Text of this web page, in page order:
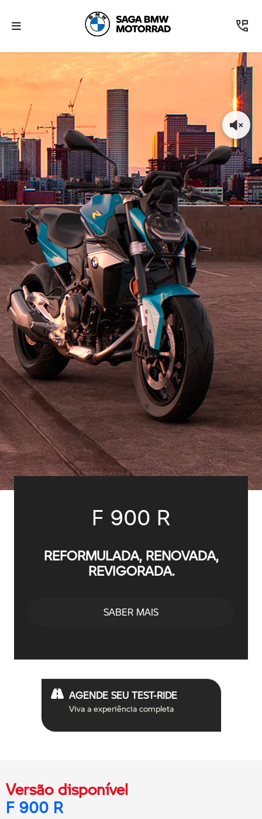
F 900 R
REFORMULADA, RENOVADA,
REVIGORADA.
SABER MAIS
AGENDE SEU TEST-RIDE
Viva a experiência completa
Versão disponível
F 900 R